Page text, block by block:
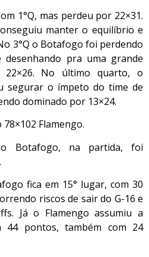
1°Q, mas perdeu por 22×31.
manter o equilíbrio e
3°Q o Botafogo foi perdendo
pra uma grande
22×26. No último quarto, o
segurar o ímpeto do time de
dominado por 13×24.
Flamengo.
Botafogo, na partida, foi
fica em 15° lugar, com 30
riscos de sair do G-16 e
Já o Flamengo assumiu a
44 pontos, também com 24